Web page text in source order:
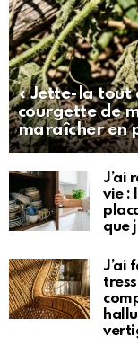
« Jette-la tout
courgette de
maraîcher en
J’ai
vie :
que
J’ai